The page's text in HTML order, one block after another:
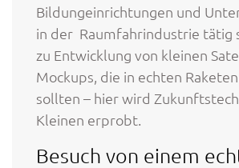
Bildungeinrichtungen und
in der Raumfahrindustrie tätig
zu Entwicklung von kleinen
Mockups, die in echten
sollten – hier wird
Kleinen erprobt.
Besuch von einem